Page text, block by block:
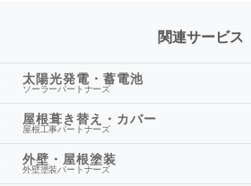
関連サービス
太陽光発電・蓄電池
ソーラーパートナーズ
屋根葺き替え・カバー
屋根工事パートナーズ
外壁・屋根塗装
外壁塗装パートナーズ